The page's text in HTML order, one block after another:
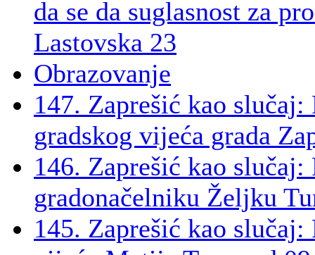
da se da suglasnost za
Lastovska 23
Obrazovanje
147. Zaprešić kao
gradskog vijeća grada
146. Zaprešić kao
gradonačelniku Željku
145. Zaprešić kao